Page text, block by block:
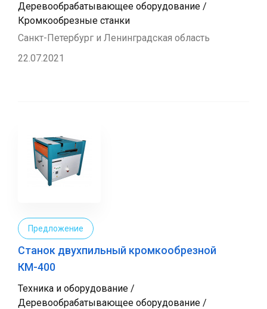
Деревообрабатывающее оборудование /
Кромкообрезные станки
Санкт-Петербург и Ленинградская область
22.07.2021
Предложение
Станок двухпильный кромкообрезной
КМ-400
Техника и оборудование /
Деревообрабатывающее оборудование /